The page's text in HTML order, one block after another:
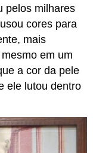
pelos milhares
cores para
mais
em um
a cor da pele
ele lutou dentro